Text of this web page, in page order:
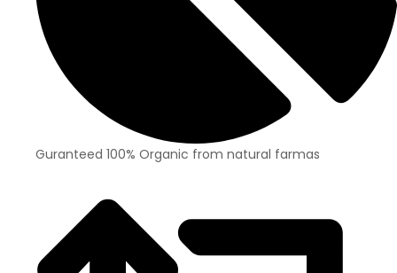
Guranteed 100% Organic from natural farmas